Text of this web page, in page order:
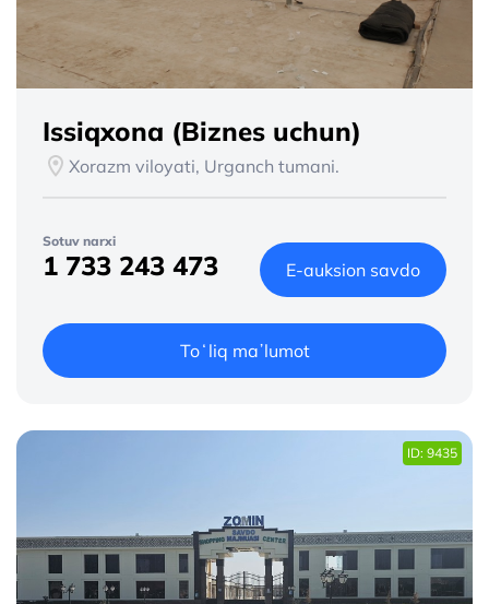
Issiqxona (Biznes uchun)
Xorazm viloyati, Urganch tumani.
Sotuv narxi
1 733 243 473 E-auksion savdo
Toʻliq maʼlumot
ID: 9435